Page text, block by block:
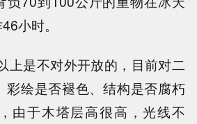
小时。
上是不对外开放的，目前对二
彩绘是否褪色、结构是否腐朽
由于木塔层高很高，光线不